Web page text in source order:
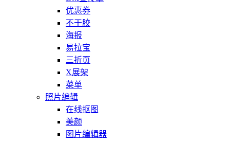
优惠券
不干胶
海报
易拉宝
三折页
X展架
菜单
照片编辑
在线抠图
美颜
图片编辑器